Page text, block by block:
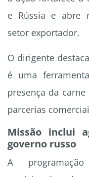
e Rússia e abre
setor exportador.
O dirigente
é uma
presença da
parcerias
Missão inclui
governo russo
A